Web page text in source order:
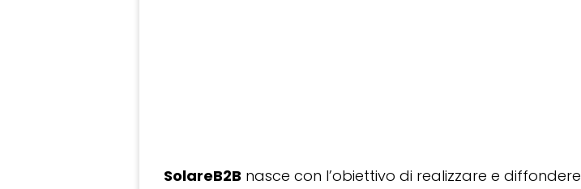
SolareB2B nasce con l’obiettivo di realizzare e diffondere